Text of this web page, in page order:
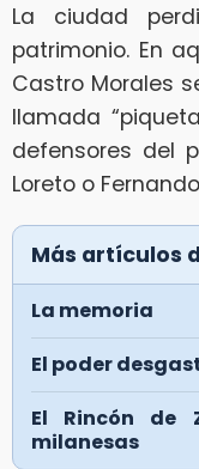
La ciudad
patrimonio. En
Castro Morales
llamada
defensores del
Loreto o
Más artículos
La memoria
El poder
El Rincón de
milanesas